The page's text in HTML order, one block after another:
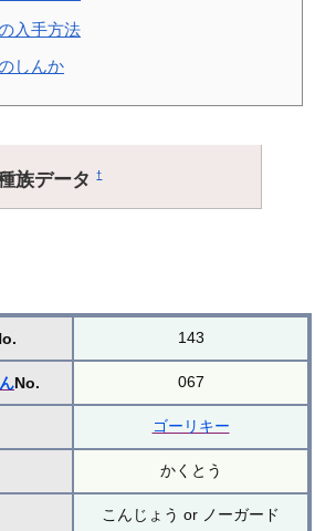
入手方法
しんか
族データ†
143
No. 067
ゴーリキー
かくとう
こんじょう or ノーガード